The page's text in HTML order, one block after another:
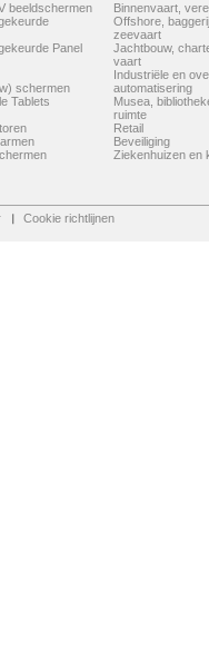
beeldschermen
Panel
schermen
Tablets
Binnenvaart,
Offshore,
zeevaart
Jachtbouw,
vaart
Industriële en
automatisering
Musea,
ruimte
Retail
Beveiliging
Ziekenhuizen en
Cookie richtlijnen